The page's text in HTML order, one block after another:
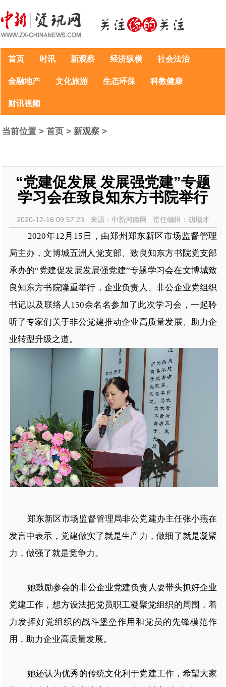
首页 时讯 新观察 经济纵横 社会法治
金融地产 文化旅游 生态环保 科教健康
财讯视频
当前位置 >首页 >新观察 >
“党建促发展 发展强党建”专题
学习会在致良知东方书院举行
2020-12-16 09:57:23 来源：中新河南网 责任编辑：胡增才
2020年12月15日，由郑州郑东新区市场监督管理
局主办，文博城五洲人党支部、致良知东方书院党支部
承办的“党建促发展发展强党建”专题学习会在文博城致
良知东方书院隆重举行，企业负责人、非公企业党组织
书记以及联络人150余名名参加了此次学习会，一起聆
听了专家们关于非公党建推动企业高质量发展、助力企
业转型升级之道。
郑东新区市场监督管理局非公党建办主任张小燕在
发言中表示，党建做实了就是生产力，做细了就是凝聚
力，做强了就是竞争力。
她鼓励参会的非公企业党建负责人要带头抓好企业
党建工作，想方设法把党员职工凝聚党组织的周围，着
力发挥好党组织的战斗堡垒作用和党员的先锋模范作
用，助力企业高质量发展。
她还认为优秀的传统文化利于党建工作，希望大家